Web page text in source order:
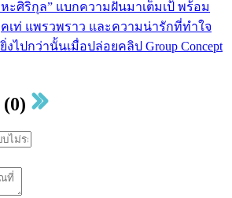
ะศิริกุล” แบกความฝันมาเต็มเป้ พร้อม
เท่ แพรวพราว และความน่ารักที่ทำใจ
ไปกว่านั้นเมื่อปล่อยคลิป Group Concept